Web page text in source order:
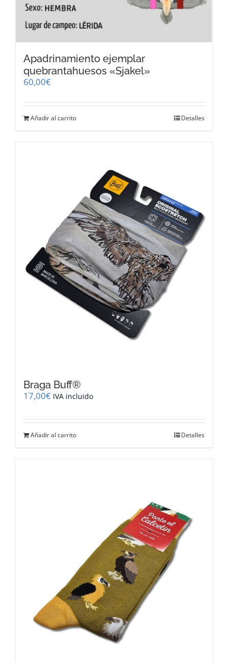
Apadrinamiento ejemplar
quebrantahuesos «Sjakel»
60,00€
Añadir al carrito Detalles
Braga Buff®
17,00€ IVA incluido
Añadir al carrito Detalles